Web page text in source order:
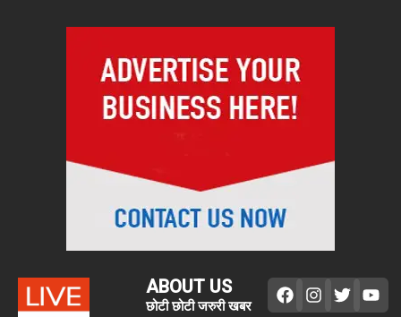
ABOUT US
छोटी छोटी जरुरी खबर